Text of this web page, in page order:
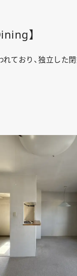
】
ており、独立した